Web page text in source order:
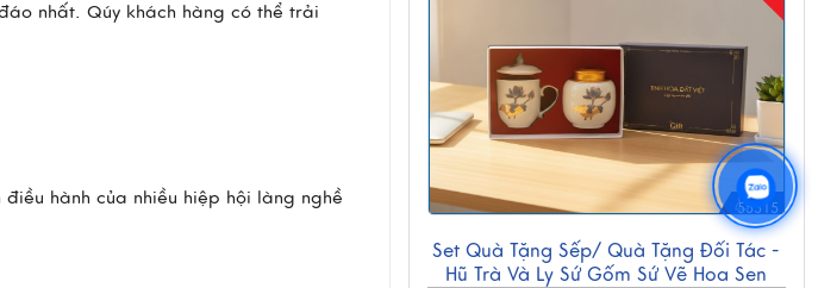
nhất. Qúy khách hàng có thể trải
hành của nhiều hiệp hội làng nghề
55515
Set Quà Tặng Sếp/ Quà Tặng Đối Tác -
Hũ Trà Và Ly Sứ Gốm Sứ Vẽ Hoa Sen